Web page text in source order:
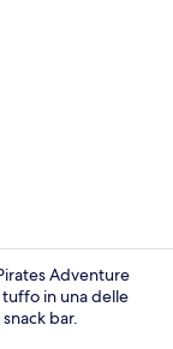
3 piscine
Adventure
in una delle
bar.